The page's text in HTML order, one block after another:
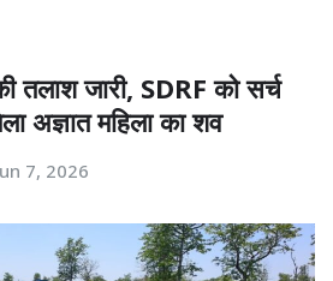
तलाश जारी, SDRF को सर्च
अज्ञात महिला का शव
7, 2026